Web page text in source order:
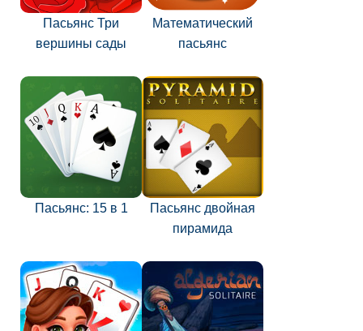
Пасьянс Три
вершины сады
Математический
пасьянс
Пасьянс: 15 в 1
Пасьянс двойная
пирамида